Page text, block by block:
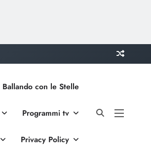
Ballando con le Stelle
Programmi tv
Privacy Policy